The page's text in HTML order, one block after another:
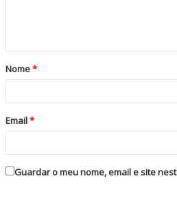
Nome*
Email*
Guardar o meu nome, email e site